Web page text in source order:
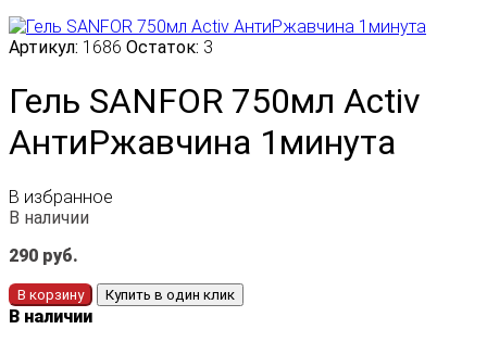
Артикул: 1686 Остаток: 3
Гель SANFOR 750мл Activ
АнтиРжавчина 1минута
В избранное
В наличии
290 руб.
В корзину Купить в один клик
В наличии